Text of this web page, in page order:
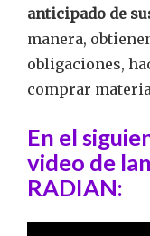
anticipado de
manera,
obligaciones,
comprar
En el
video de
RADIAN: